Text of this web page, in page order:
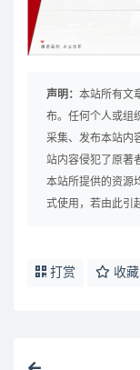
声明： 本站所有文
布。任何个人或组
采集、发布本站内
站内容侵犯了原著
本站所提供的资源
式使用，若由此引
打赏 收藏